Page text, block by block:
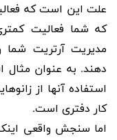
علت این است که
که شما فعالیت
مدیریت آرتریت شما
دهند. به عنوان مثال
استفاده آنها از
کار دفتری است.
اما سنجش واقعی